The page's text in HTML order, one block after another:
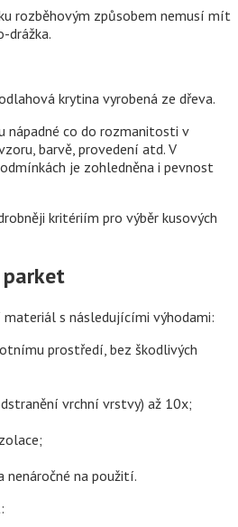
rozběhovým způsobem nemusí mít
drážka.
krytina vyrobená ze dřeva.
nápadné co do rozmanitosti v
barvě, provedení atd. V
je zohledněna i pevnost
kritériím pro výběr kusových
parket
s následujícími výhodami:
prostředí, bez škodlivých
vrchní vrstvy) až 10x;
nenáročné na použití.